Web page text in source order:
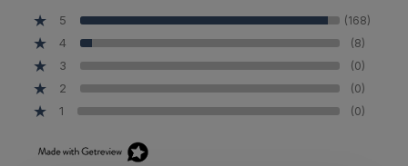
5
(168)
4 (8)
3 (0)
2 (0)
1 (0)